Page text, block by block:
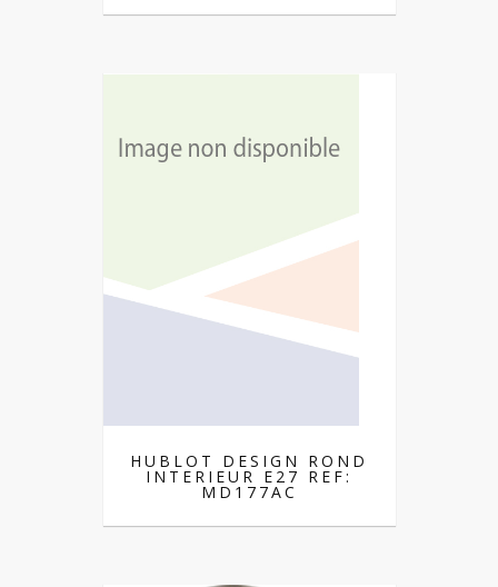
HUBLOT DESIGN ROND
INTERIEUR E27 REF:
MD177AC